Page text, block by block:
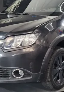
AL CARRITO